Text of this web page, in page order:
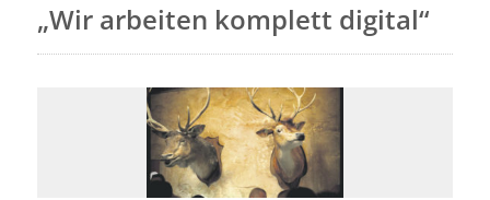
„Wir arbeiten komplett digital“